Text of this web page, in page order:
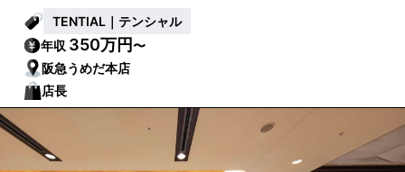
TENTIAL｜テンシャル
年収 350万円〜
阪急うめだ本店
店長